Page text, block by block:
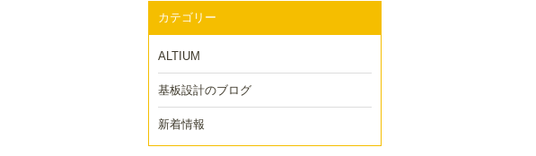
カテゴリー
ALTIUM
基板設計のブログ
新着情報